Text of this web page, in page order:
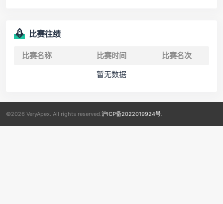
比赛往绩
比赛名称 比赛时间
比赛名次
暂无数据
©2026 VeryApex. All rights reserved. 沪ICP备2022019924号